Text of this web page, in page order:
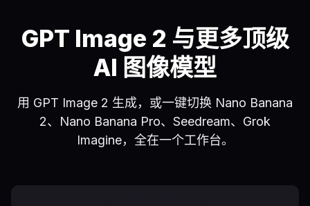
GPT Image 2 与更多顶级
AI 图像模型
用 GPT Image 2 生成，或一键切换 Nano Banana
2、Nano Banana Pro、Seedream、Grok
Imagine，全在一个工作台。